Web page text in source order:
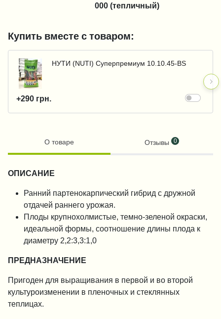
000 (тепличный)
Купить вместе с товаром:
НУТИ (NUTI) Суперпремиум 10.10.45-BS
+290 грн.
О товаре Отзывы 0
ОПИСАНИЕ
Ранний партенокарпический гибрид с дружной
отдачей раннего урожая.
Плоды крупнохолмистые, темно-зеленой окраски,
идеальной формы, соотношение длины плода к
диаметру 2,2:3,3:1,0
ПРЕДНАЗНАЧЕНИЕ
Пригоден для выращивания в первой и во второй
культуроизменении в пленочных и стеклянных
теплицах.